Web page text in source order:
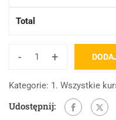
Total
- +
Kategorie: 1. Wszystkie
Udostępnij: